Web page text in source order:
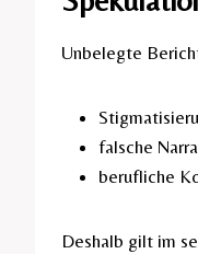
Unbelegte
falsche
berufliche
Deshalb gilt im